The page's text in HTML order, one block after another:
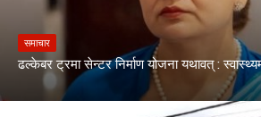
समाचार
ढल्केबर ट्रमा सेन्टर निर्माण योजना यथावत् :